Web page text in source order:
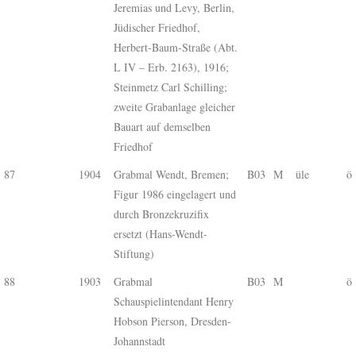
Jeremias und Levy, Berlin,
Jüdischer Friedhof,
Herbert-Baum-Straße (Abt.
L IV – Erb. 2163), 1916;
Steinmetz Carl Schilling;
zweite Grabanlage gleicher
Bauart auf demselben
Friedhof
87
1904
Grabmal Wendt, Bremen;
Figur 1986 eingelagert und
durch Bronzekruzifix
ersetzt (Hans-Wendt-
Stiftung)
B03 M üle ö
88 1903
Grabmal
Schauspielintendant Henry
Hobson Pierson, Dresden-
Johannstadt
B03 M ö